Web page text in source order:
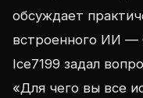
обсуждает
встроенного ИИ —
Ice7199 задал
«Для чего вы все